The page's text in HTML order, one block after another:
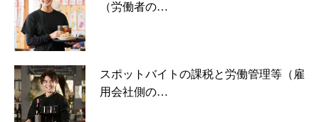
（労働者の…
スポットバイトの課税と労働管理等（雇
用会社側の…